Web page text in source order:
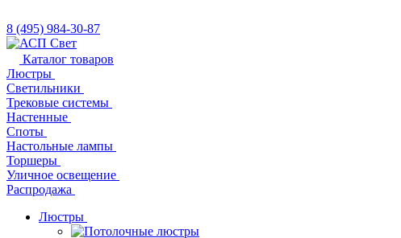
8 (495) 984-30-87
Каталог товаров
Люстры
Светильники
Трековые системы
Настенные
Споты
Настольные лампы
Торшеры
Уличное освещение
Распродажа
Люстры